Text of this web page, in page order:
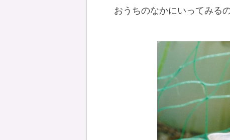
おうちのなかにいってみる